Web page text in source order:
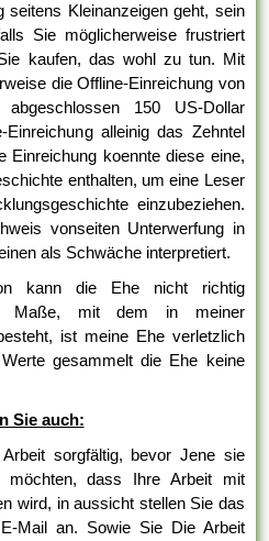
seitens Kleinanzeigen geht, sein
Sie möglicherweise frustriert
kaufen, das wohl zu tun. Mit
die Offline-Einreichung von
150 US-Dollar
alleinig das Zehntel
Einreichung koennte diese eine,
enthalten, um eine Leser
einzubeziehen.
vonseiten Unterwerfung in
als Schwäche interpretiert.
kann die Ehe nicht richtig
Maße, mit dem in meiner
ist meine Ehe verletzlich
gesammelt die Ehe keine
Sie auch:
sorgfältig, bevor Jene sie
möchten, dass Ihre Arbeit mit
wird, in aussicht stellen Sie das
Mail an. Sowie Sie Die Arbeit